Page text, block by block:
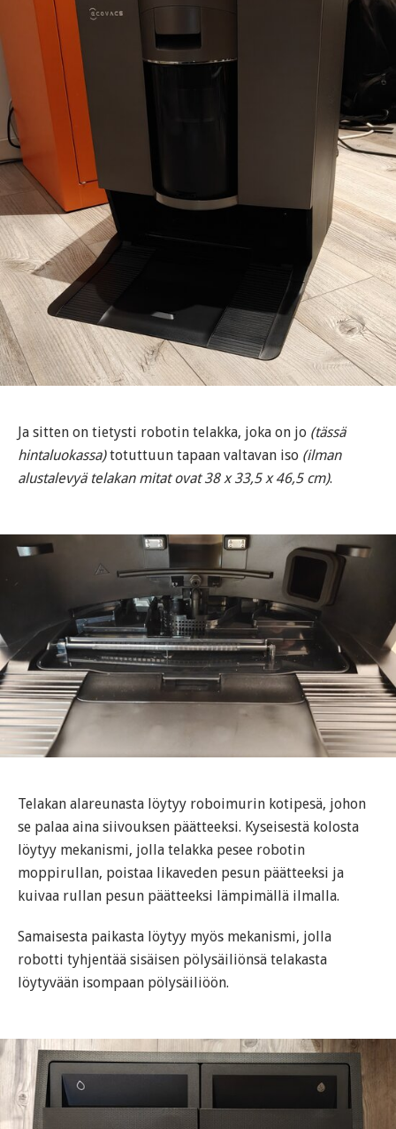
Ja sitten on tietysti robotin telakka, joka on jo (tässä
hintaluokassa)totuttuun tapaan valtavan iso (ilman
alustalevyä telakan mitat ovat 38 x 33,5 x 46,5 cm).
Telakan alareunasta löytyy roboimurin kotipesä, johon
se palaa aina siivouksen päätteeksi. Kyseisestä kolosta
löytyy mekanismi, jolla telakka pesee robotin
moppirullan, poistaa likaveden pesun päätteeksi ja
kuivaa rullan pesun päätteeksi lämpimällä ilmalla.
Samaisesta paikasta löytyy myös mekanismi, jolla
robotti tyhjentää sisäisen pölysäiliönsä telakasta
löytyvään isompaan pölysäiliöön.